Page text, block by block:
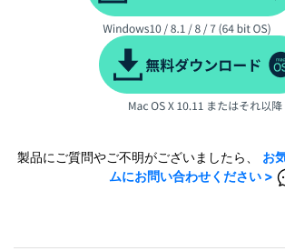
製品にご質問やご不明がございましたら、 お
ムにお問い合わせください >